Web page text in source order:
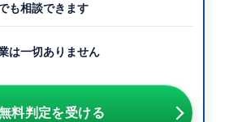
も相談できます
は一切ありません
料判定を受ける